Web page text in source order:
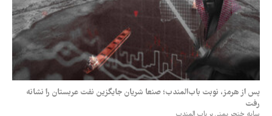
پس از هرمز، نوبت باب‌المندب؛ صنعا شریان جایگزین نفت عربستان را نشانه
رفت